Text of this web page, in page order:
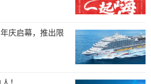
庆启幕，推出限